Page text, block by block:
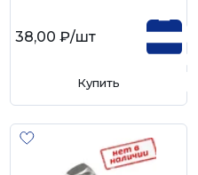
38,00 ₽/шт
Купить